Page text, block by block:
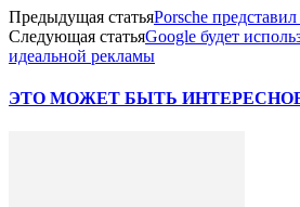
Предыдущая статьяPorsche
Следующая статьяGoogle будет
идеальной рекламы
ЭТО МОЖЕТ БЫТЬ ИНТЕРЕСНО